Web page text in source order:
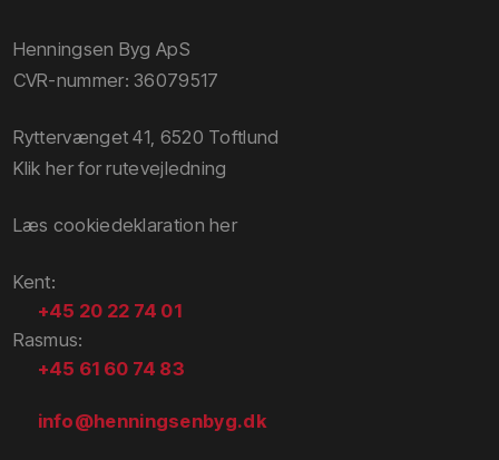
Henningsen Byg ApS
CVR-nummer: 36079517
Ryttervænget 41, 6520 Toftlund
Klik her for rutevejledning
Læs cookiedeklaration her​
​Kent​:
+45 20 22 74 01
​Rasmus​:
+45 61 60 74 83
info@henningsenbyg.dk